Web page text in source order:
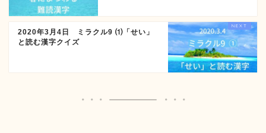
2020年3月4日 ミラクル9 ⑴「せい」
と読む漢字クイズ